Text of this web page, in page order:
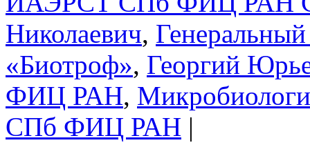
Николаевич,
«Биотроф», Георгий
ФИЦ РАН,
СПб ФИЦ РАН |